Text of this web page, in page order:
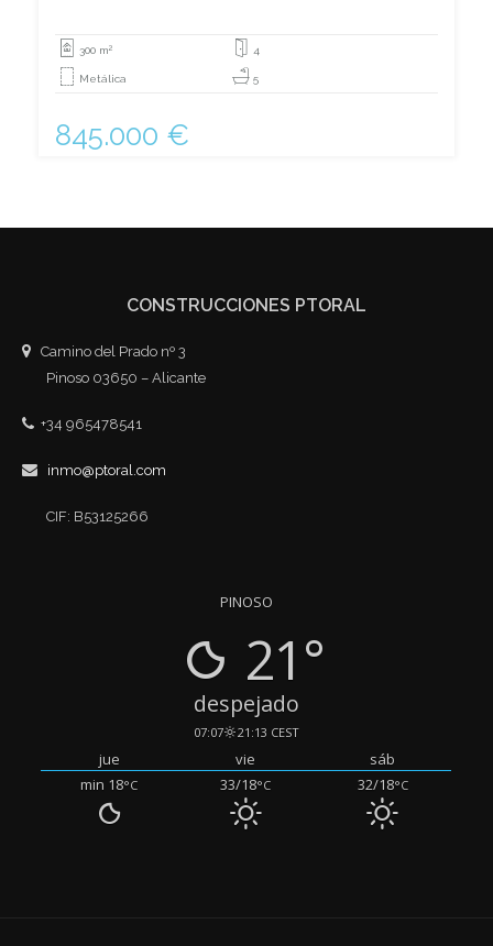
300 m2
Metálica
4
5
845.000 €
CONSTRUCCIONES PTORAL
Camino del Prado nº 3
Pinoso 03650 – Alicante
+34 965478541
inmo@ptoral.com
CIF: B53125266
PINOSO
21°
despejado
07:07 21:13 CEST
jue vie
sáb
min 18°C 33/18°C 32/18°C